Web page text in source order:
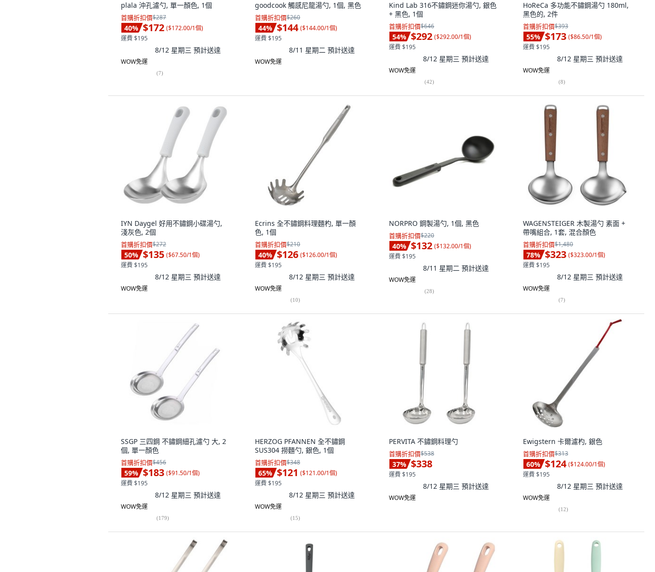
plala 沖孔濾勺, 單一顏色, 1個
首購折扣價$287
40% $172 ($172.00/1個)
運費 $195
8/12 星期三 預計送達
WOW免運
(7)
goodcook 觸感尼龍湯勺, 1個, 黑色
首購折扣價$260
44% $144 ($144.00/1個)
運費 $195
8/11 星期二 預計送達
WOW免運
Kind Lab 316不鏽鋼迷你湯勺, 銀色
+ 黑色, 1個
首購折扣價$646
54% $292 ($292.00/1個)
運費 $195
8/12 星期三 預計送達
WOW免運
(42)
HoReCa 多功能不鏽鋼湯勺 180ml,
黑色的, 2件
首購折扣價$393
55% $173 ($86.50/1個)
運費 $195
8/12 星期三 預計送達
WOW免運
(8)
IYN Daygel 好用不鏽鋼小碟湯勺,
淺灰色, 2個
首購折扣價$272
50% $135 ($67.50/1個)
運費 $195
8/12 星期三 預計送達
WOW免運
Ecrins 全不鏽鋼料理麵杓, 單一顏
色, 1個
首購折扣價$210
40% $126 ($126.00/1個)
運費 $195
8/12 星期三 預計送達
WOW免運
(10)
NORPRO 鋼製湯勺, 1個, 黑色
首購折扣價$220
40% $132 ($132.00/1個)
運費 $195
8/11 星期二 預計送達
WOW免運
(28)
WAGENSTEIGER 木製湯勺 素面 +
帶嘴組合, 1套, 混合顏色
首購折扣價$1,480
78% $323 ($323.00/1個)
運費 $195
8/12 星期三 預計送達
WOW免運
(7)
SSGP 三四鋼 不鏽鋼細孔濾勺 大, 2
個, 單一顏色
首購折扣價$456
59% $183 ($91.50/1個)
運費 $195
8/12 星期三 預計送達
WOW免運
(179)
HERZOG PFANNEN 全不鏽鋼
SUS304 撈麵勺, 銀色, 1個
首購折扣價$348
65% $121 ($121.00/1個)
運費 $195
8/12 星期三 預計送達
WOW免運
(15)
PERVITA 不鏽鋼料理勺
首購折扣價$538
37% $338
運費 $195
8/12 星期三 預計送達
WOW免運
Ewigstern 卡爾濾杓, 銀色
首購折扣價$313
60% $124 ($124.00/1個)
運費 $195
8/12 星期三 預計送達
WOW免運
(12)